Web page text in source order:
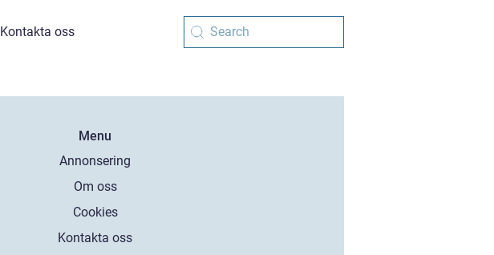
Kontakta oss
Menu
Annonsering
Om oss
Cookies
Kontakta oss